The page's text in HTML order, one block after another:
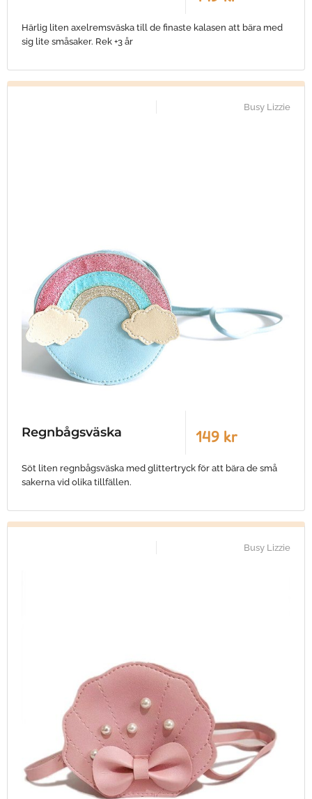
Härlig liten axelremsväska till de finaste kalasen att bära med
sig lite småsaker. Rek +3 år
Busy Lizzie
Regnbågsväska 149 kr
Söt liten regnbågsväska med glittertryck för att bära de små
sakerna vid olika tillfällen.
Busy Lizzie